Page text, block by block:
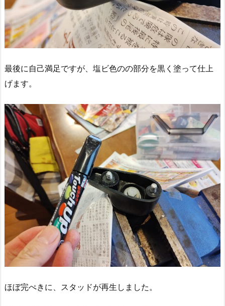
最後に自己満足ですが、塩ビ色のの部分を黒く塗って仕上
げます。
ほぼ完ぺきに、スタッドが再生しました。